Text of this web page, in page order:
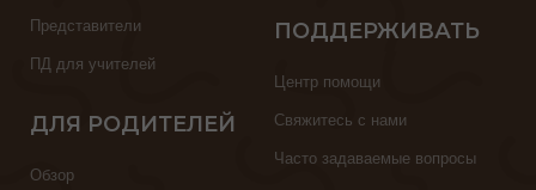
Представители
ПД для учителей
ДЛЯ РОДИТЕЛЕЙ
Обзор
ПОДДЕРЖИВАТЬ
Центр помощи
Свяжитесь с нами
Часто задаваемые вопросы